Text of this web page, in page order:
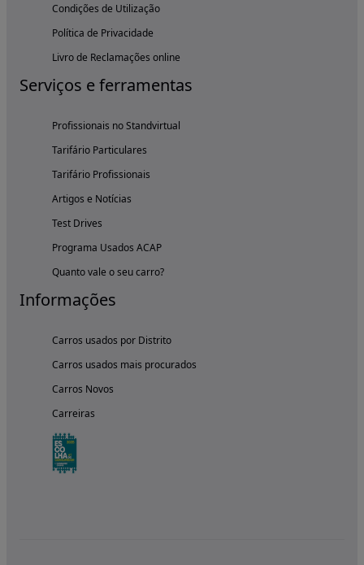
Condições de Utilização
Política de Privacidade
Livro de Reclamações online
Serviços e ferramentas
Profissionais no Standvirtual
Tarifário Particulares
Tarifário Profissionais
Artigos e Notícias
Test Drives
Programa Usados ACAP
Quanto vale o seu carro?
Informações
Carros usados por Distrito
Carros usados mais procurados
Carros Novos
Carreiras